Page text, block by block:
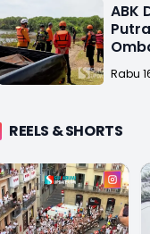
ABK
Rabu
REELS & SHORTS